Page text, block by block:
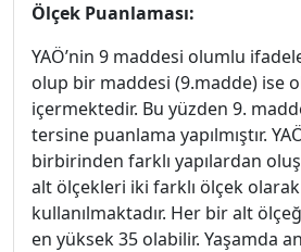
Ölçek Puanlaması:
YAÖ’nin 9 maddesi olumlu
olup bir maddesi (9.madde) ise
içermektedir. Bu yüzden 9.
tersine puanlama yapılmıştır.
birbirinden farklı yapılardan
alt ölçekleri iki farklı ölçek
kullanılmaktadır. Her bir alt
en yüksek 35 olabilir. Yaşamda